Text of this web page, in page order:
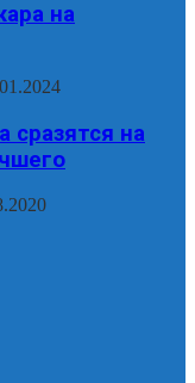
на
сразятся на